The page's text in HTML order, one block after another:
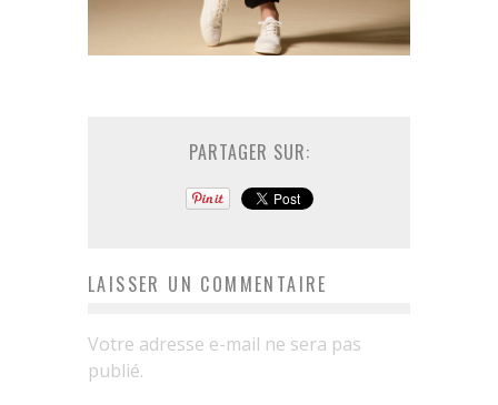
PARTAGER SUR:
LAISSER UN COMMENTAIRE
Votre adresse e-mail ne sera pas
publié.